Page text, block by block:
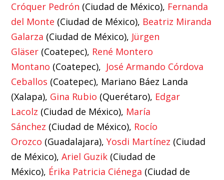
Cróquer Pedrón (Ciudad de México), Fernanda
del Monte (Ciudad de México), Beatriz Miranda
Galarza (Ciudad de México), Jürgen
Gläser (Coatepec), René Montero
Montano (Coatepec), José Armando Córdova
Ceballos (Coatepec), Mariano Báez Landa
(Xalapa), Gina Rubio (Querétaro), Edgar
Lacolz (Ciudad de México), María
Sánchez (Ciudad de México), Rocío
Orozco (Guadalajara),Yosdi Martínez (Ciudad
de México),Ariel Guzik (Ciudad de
México), Érika Patricia Ciénega (Ciudad de